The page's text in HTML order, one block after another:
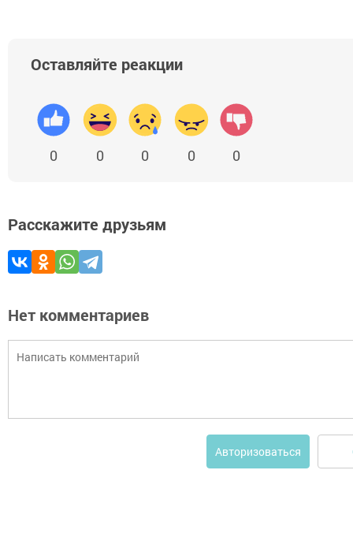
Оставляйте реакции
0 0 0 0 0
Расскажите друзьям
Нет комментариев
Авторизоваться